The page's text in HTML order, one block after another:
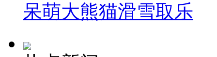
呆萌大熊猫滑雪取乐